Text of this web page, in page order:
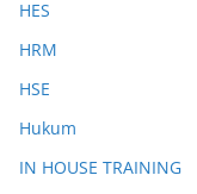
HES
HRM
HSE
Hukum
IN HOUSE TRAINING